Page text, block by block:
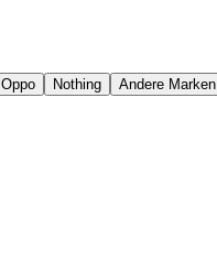
Oppo Nothing Andere Marken